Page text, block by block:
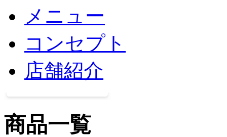
メニュー
コンセプト
店舗紹介
商品一覧